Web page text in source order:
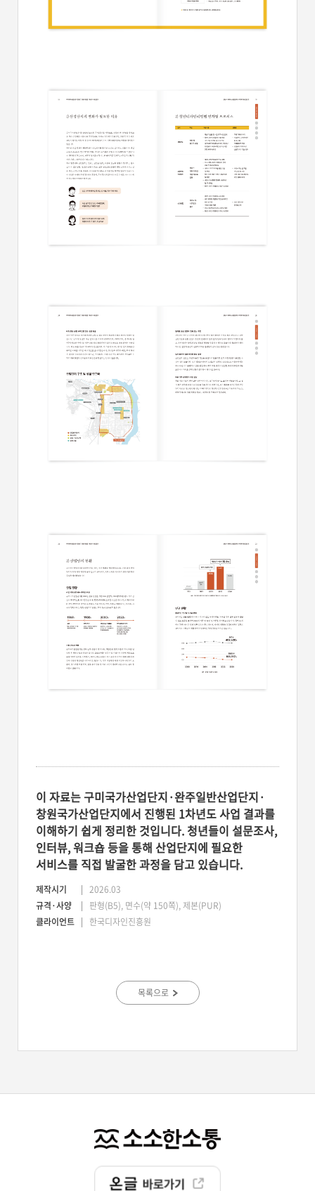
이 자료는 구미국가산업단지·완주일반산업단지·
창원국가산업단지에서 진행된 1차년도 사업 결과를
이해하기 쉽게 정리한 것입니다. 청년들이 설문조사,
인터뷰, 워크숍 등을 통해 산업단지에 필요한
서비스를 직접 발굴한 과정을 담고 있습니다.
제작시기
2026.03
규격·사양
판형(B5), 면수(약 150쪽), 제본(PUR)
클라이언트
한국디자인진흥원
목록으로